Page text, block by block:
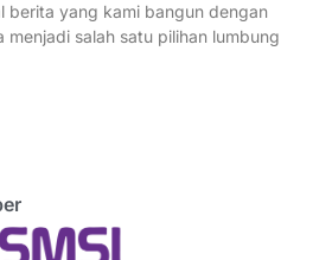
berita yang kami bangun dengan
salah satu pilihan lumbung